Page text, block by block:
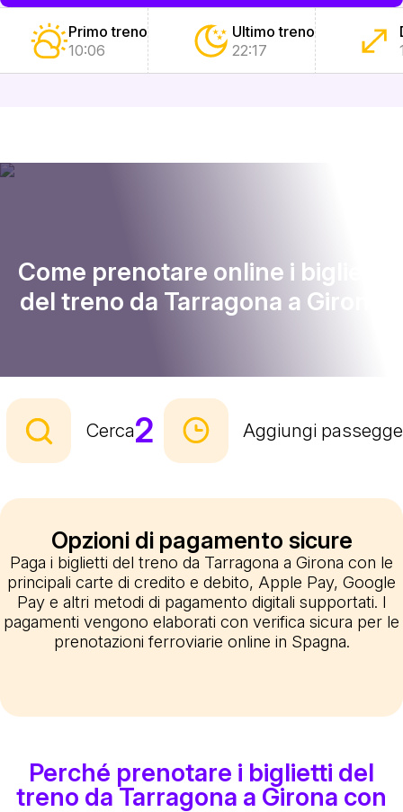
Primo treno
10:06
Ultimo treno
22:17
Come prenotare online i biglietti
del treno da Tarragona a Girona
Cerca2 Aggiungi
Opzioni di pagamento sicure
Paga i biglietti del treno da Tarragona a Girona con le
principali carte di credito e debito, Apple Pay, Google
Pay e altri metodi di pagamento digitali supportati. I
pagamenti vengono elaborati con verifica sicura per le
prenotazioni ferroviarie online in Spagna.
Perché prenotare i biglietti del
treno da Tarragona a Girona con